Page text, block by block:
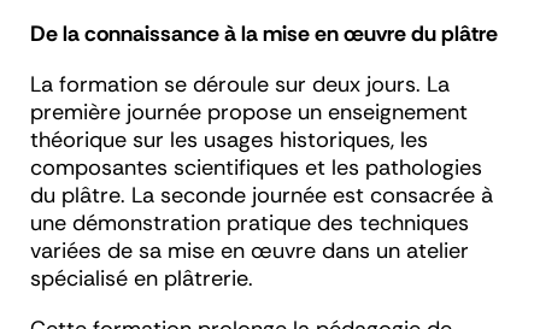
De la connaissance à la mise en œuvre du plâtre
La formation se déroule sur deux jours. La
première journée propose un enseignement
théorique sur les usages historiques, les
composantes scientifiques et les pathologies
du plâtre. La seconde journée est consacrée à
une démonstration pratique des techniques
variées de sa mise en œuvre dans un atelier
spécialisé en plâtrerie.